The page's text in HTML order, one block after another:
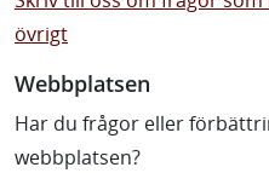
övrigt
Webbplatsen
Har du frågor eller
webbplatsen?